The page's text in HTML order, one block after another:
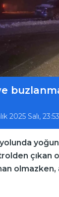
2025 Salı, 23:53
çıkan